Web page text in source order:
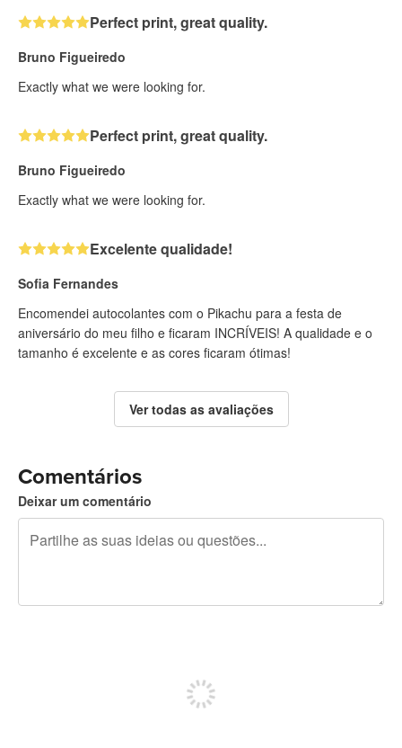
Perfect print, great quality.
Bruno Figueiredo
Exactly what we were looking for.
Perfect print, great quality.
Bruno Figueiredo
Exactly what we were looking for.
Excelente qualidade!
Sofia Fernandes
Encomendei autocolantes com o Pikachu para a festa de
aniversário do meu filho e ficaram INCRÍVEIS! A qualidade e o
tamanho é excelente e as cores ficaram ótimas!
Ver todas as avaliações
Comentários
Deixar um comentário